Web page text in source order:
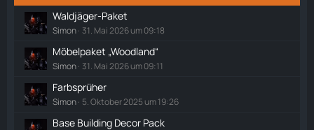
Waldjäger-Paket
Simon 31. Mai 2026 um 09:18
Möbelpaket „Woodland“
Simon 31. Mai 2026 um 09:11
Farbsprüher
Simon 5. Oktober 2025 um 19:26
Base Building Decor Pack